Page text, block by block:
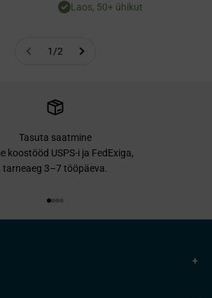
Laos, 50+ ühikut
1/2
Tasuta saatmine
koostööd USPS-i ja FedExiga,
tarneaeg 3–7 tööpäeva.
+